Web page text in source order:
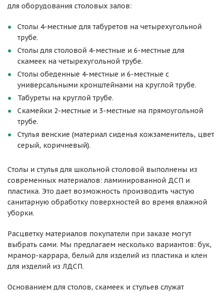
для оборудования столовых залов:
Столы 4-местные для табуретов на четырехугольной
трубе.
Столы для столовой 4-местные и 6-местные для
скамеек на четырехугольной трубе.
Столы обеденные 4-местные и 6-местные с
универсальными кронштейнами на круглой трубе.
Табуреты на круглой трубе.
Скамейки 2-местные и 3-местные на прямоугольной
трубе.
Стулья венские (материал сиденья кожзаменитель, цвет
серый, коричневый).
Столы и стулья для школьной столовой выполнены из
современных материалов: ламинированной ДСП и
пластика. Это дает возможность производить частую
санитарную обработку поверхностей во время влажной
уборки.
Расцветку материалов покупатели при заказе могут
выбрать сами. Мы предлагаем несколько вариантов: бук,
мрамор-каррара, белый для изделий из пластика и клен
для изделий из ЛДСП.
Основанием для столов, скамеек и стульев служат